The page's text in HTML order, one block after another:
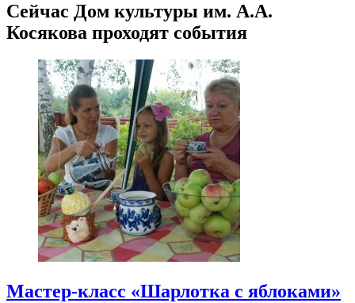
Сейчас Дом культуры им. А.А.
Косякова проходят события
Мастер-класс «Шарлотка с яблоками»